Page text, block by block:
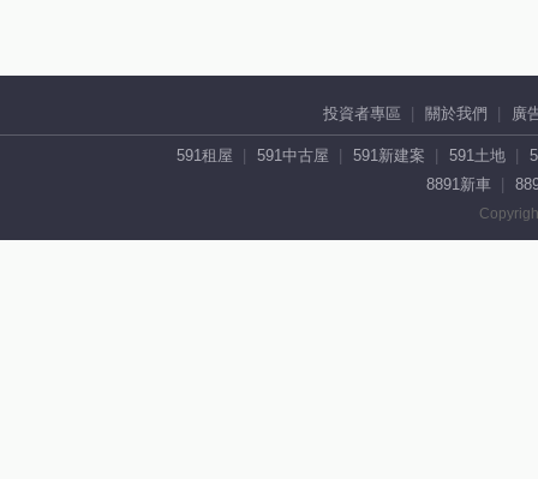
投資者專區 關於我們 廣
591租屋 591中古屋 591新建案 591土地
8891新車